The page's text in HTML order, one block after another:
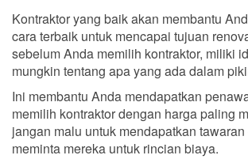
Kontraktor yang baik akan membantu
cara terbaik untuk mencapai tujuan
sebelum Anda memilih kontraktor, miliki
mungkin tentang apa yang ada dalam
Ini membantu Anda mendapatkan
memilih kontraktor dengan harga paling
jangan malu untuk mendapatkan
meminta mereka untuk rincian biaya.